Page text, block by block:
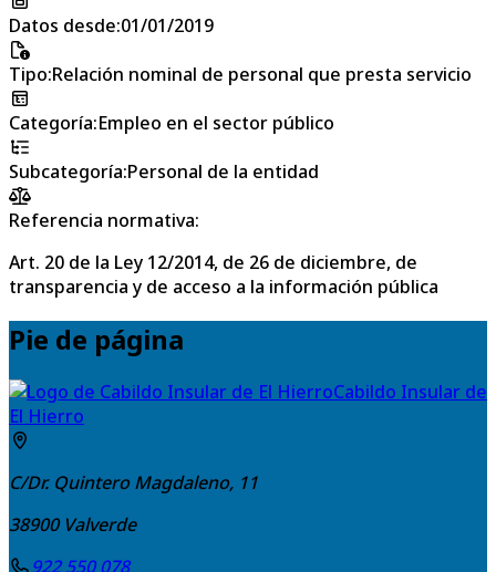
Datos desde:01/01/2019
Tipo:Relación nominal de personal que presta servicio
Categoría:Empleo en el sector público
Subcategoría:Personal de la entidad
Referencia normativa:
Art. 20 de la Ley 12/2014, de 26 de diciembre, de
transparencia y de acceso a la información pública
Pie de página
Cabildo Insular de
El Hierro
C/Dr. Quintero Magdaleno, 11
38900 Valverde
922 550 078